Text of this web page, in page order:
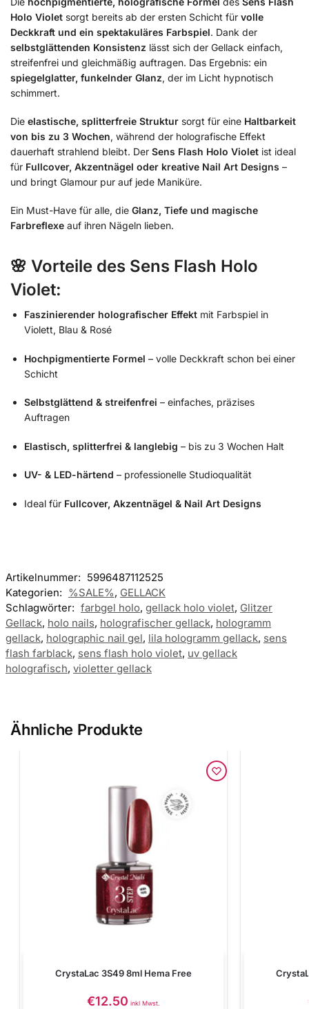
Holo Violet sorgt bereits ab der ersten Schicht für volle
Deckkraft und ein spektakuläres Farbspiel. Dank der
selbstglättenden Konsistenz lässt sich der Gellack einfach,
streifenfrei und gleichmäßig auftragen. Das Ergebnis: ein
spiegelglatter, funkelnder Glanz, der im Licht hypnotisch
schimmert.
Die elastische, splitterfreie Struktur sorgt für eine Haltbarkeit
von bis zu 3 Wochen, während der holografische Effekt
dauerhaft strahlend bleibt. Der Sens Flash Holo Violet ist ideal
für Fullcover, Akzentnägel oder kreative Nail Art Designs –
und bringt Glamour pur auf jede Maniküre.
Ein Must-Have für alle, die Glanz, Tiefe und magische
Farbreflexe auf ihren Nägeln lieben.
🌸 Vorteile des Sens Flash Holo
Violet:
Faszinierender holografischer Effekt mit Farbspiel in
Violett, Blau & Rosé
Hochpigmentierte Formel – volle Deckkraft schon bei einer
Schicht
Selbstglättend & streifenfrei – einfaches, präzises
Auftragen
Elastisch, splitterfrei & langlebig – bis zu 3 Wochen Halt
UV- & LED-härtend – professionelle Studioqualität
Ideal für Fullcover, Akzentnägel & Nail Art Designs
Artikelnummer: 5996487112525
Kategorien: %SALE%, GELLACK
Schlagwörter: farbgel holo, gellack holo violet, Glitzer
Gellack, holo nails, holografischer gellack, hologramm
gellack, holographic nail gel, lila hologramm gellack, sens
flash farblack, sens flash holo violet, uv gellack
holografisch, violetter gellack
Ähnliche Produkte
CrystaLac 3S49 8ml Hema Free
€12.50 inkl Mwst.